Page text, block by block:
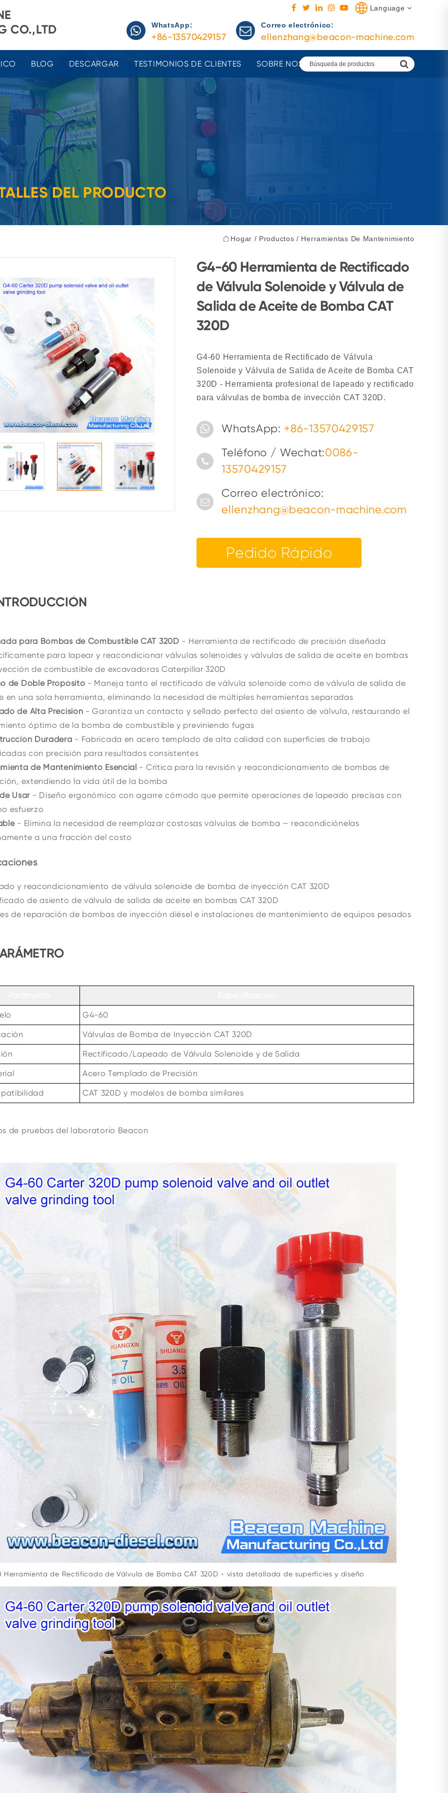
CO.,LTD
Language
WhatsApp:
+86-13570429157
Correo electrónico:
ellenzhang@beacon-machine.com
BLOG DESCARGAR TESTIMONIOS DE CLIENTES SOBRE NOSOTROS AGENTES
DEL PRODUCTO
Hogar / Productos / Herramientas De Mantenimiento
G4-60 Herramienta de Rectificado
de Válvula Solenoide y Válvula de
Salida de Aceite de Bomba CAT
320D
G4-60 Herramienta de Rectificado de Válvula
Solenoide y Válvula de Salida de Aceite de Bomba CAT
320D - Herramienta profesional de lapeado y rectificado
para válvulas de bomba de inyección CAT 320D.
WhatsApp: +86-13570429157
Teléfono / Wechat:0086-
13570429157
Correo electrónico:
ellenzhang@beacon-machine.com
Pedido Rápido
para Bombas de Combustible CAT 320D - Herramienta de rectificado de precisión diseñada
para lapear y reacondicionar válvulas solenoides y válvulas de salida de aceite en bombas
de combustible de excavadoras Caterpillar 320D
de Doble Propósito - Maneja tanto el rectificado de válvula solenoide como de válvula de salida de
en una sola herramienta, eliminando la necesidad de múltiples herramientas separadas
de Alta Precisión - Garantiza un contacto y sellado perfecto del asiento de válvula, restaurando el
óptimo de la bomba de combustible y previniendo fugas
Duradera - Fabricada en acero templado de alta calidad con superficies de trabajo
con precisión para resultados consistentes
de Mantenimiento Esencial - Crítica para la revisión y reacondicionamiento de bombas de
extendiendo la vida útil de la bomba
Usar - Diseño ergonómico con agarre cómodo que permite operaciones de lapeado precisas con
esfuerzo
- Elimina la necesidad de reemplazar costosas válvulas de bomba — reacondiciónelas
a una fracción del costo
y reacondicionamiento de válvula solenoide de bomba de inyección CAT 320D
de asiento de válvula de salida de aceite en bombas CAT 320D
de reparación de bombas de inyección diésel e instalaciones de mantenimiento de equipos pesados
G4-60
Válvulas de Bomba de Inyección CAT 320D
Rectificado/Lapeado de Válvula Solenoide y de Salida
Acero Templado de Precisión
CAT 320D y modelos de bomba similares
de pruebas del laboratorio Beacon
Herramienta de Rectificado de Válvula de Bomba CAT 320D - vista detallada de superficies y diseño